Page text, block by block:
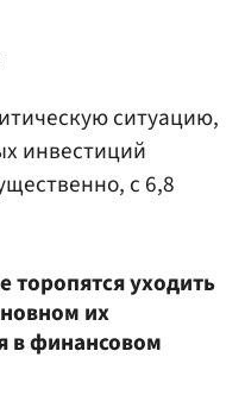
ситуацию,
инвестиций
с 6,8
торопятся уходить
их
в финансовом